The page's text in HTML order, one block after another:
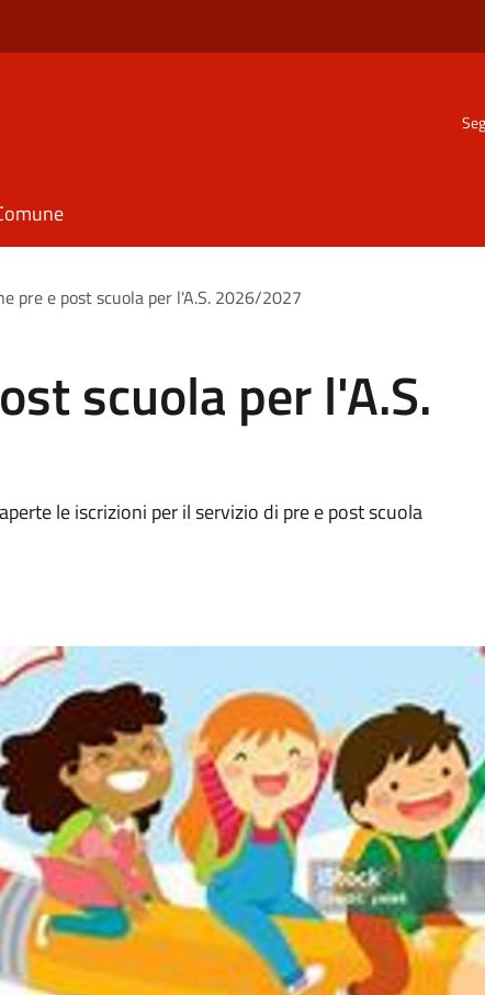
pre e post scuola per l'A.S. 2026/2027
scuola per l'A.S.
le iscrizioni per il servizio di pre e post scuola